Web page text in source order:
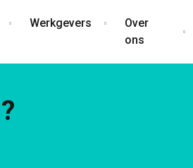
Werkgevers
Over
ons